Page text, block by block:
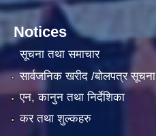
Notices
सूचना तथा समाचार
सार्वजनिक खरीद /बोलपत्र सूचना
एन, कानुन तथा निर्देशिका
कर तथा शुल्कहरु